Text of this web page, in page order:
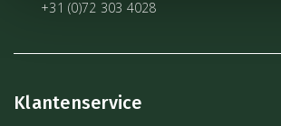
+31 (0)72 303 4028
Klantenservice